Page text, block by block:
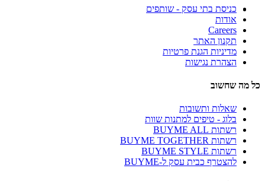
כניסת בתי עסק - שותפים
אודות
Careers
תקנון האתר
מדיניות הגנת פרטיות
הצהרת נגישות
כל מה שחשוב
שאלות ותשובות
בלוג - טיפים למתנות שוות
רשתות BUYME ALL
רשתות BUYME TOGETHER
רשתות BUYME STYLE
להצטרף כבית עסק ל-BUYME